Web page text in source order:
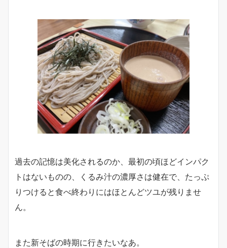
過去の記憶は美化されるのか、最初の頃ほどインパク
トはないものの、くるみ汁の濃厚さは健在で、たっぷ
りつけると食べ終わりにはほとんどツユが残りませ
ん。
また新そばの時期に行きたいなあ。